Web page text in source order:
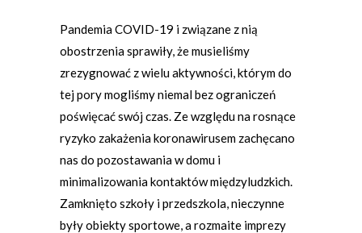
Pandemia COVID-19 i związane z nią
obostrzenia sprawiły, że musieliśmy
zrezygnować z wielu aktywności, którym do
tej pory mogliśmy niemal bez ograniczeń
poświęcać swój czas. Ze względu na rosnące
ryzyko zakażenia koronawirusem zachęcano
nas do pozostawania w domu i
minimalizowania kontaktów międzyludzkich.
Zamknięto szkoły i przedszkola, nieczynne
były obiekty sportowe, a rozmaite imprezy